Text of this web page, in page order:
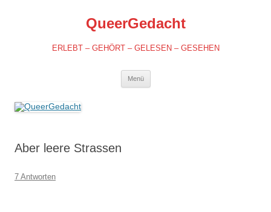
QueerGedacht
ERLEBT – GEHÖRT – GELESEN – GESEHEN
Menü
Aber leere Strassen
7 Antworten